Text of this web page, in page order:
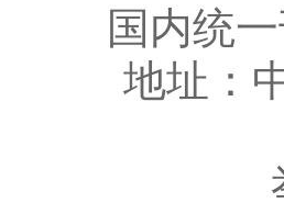
国内统
地址：